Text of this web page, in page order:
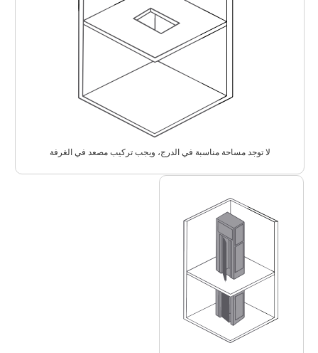
لا توجد مساحة مناسبة في الدرج، ويجب تركيب مصعد في الغرفة